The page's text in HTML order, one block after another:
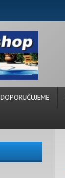
DOPORUČUJEME